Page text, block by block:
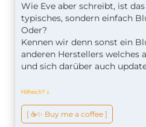
Wie Eve aber schreibt, ist
typisches, sondern einfach
Oder?
Kennen wir denn sonst ein
anderen Herstellers welches
und sich darüber auch
Hilfreich? ↆ
[ ☕️✨ Buy me a coffee ]